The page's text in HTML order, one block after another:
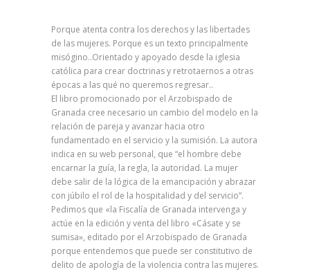
Porque atenta contra los derechos y las libertades
de las mujeres. Porque es un texto principalmente
misógino..Orientado y apoyado desde la iglesia
católica para crear doctrinas y retrotaernos a otras
épocas a las qué no queremos regresar..
El libro promocionado por el Arzobispado de
Granada cree necesario un cambio del modelo en la
relación de pareja y avanzar hacia otro
fundamentado en el servicio y la sumisión. La autora
indica en su web personal, que “el hombre debe
encarnar la guía, la regla, la autoridad. La mujer
debe salir de la lógica de la emancipación y abrazar
con júbilo el rol de la hospitalidad y del servicio”.
Pedimos que «la Fiscalía de Granada intervenga y
actúe en la edición y venta del libro «Cásate y se
sumisa», editado por el Arzobispado de Granada
porque entendemos que puede ser constitutivo de
delito de apología de la violencia contra las mujeres.